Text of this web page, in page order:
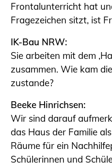
Frontalunterricht hat
Fragezeichen sitzt, ist
IK-Bau NRW:
Sie arbeiten mit dem
zusammen. Wie kam
zustande?
Beeke Hinrichsen:
Wir sind darauf
das Haus der Familie
Räume für ein
Schülerinnen und